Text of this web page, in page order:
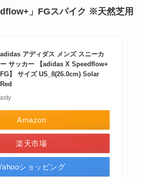
」FGスパイク ※天然芝用
adidas アディダス メンズ スニーカ
ー サッカー 【adidas X Speedflow+
FG】 サイズ US_8(26.0cm) Solar
Red
asty
Amazon
楽天市場
ショッピング